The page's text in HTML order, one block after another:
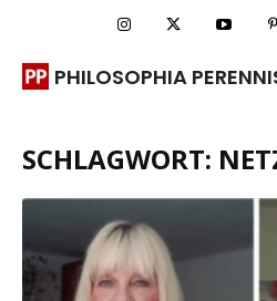
PHILOSOPHIA
SCHLAGWORT: